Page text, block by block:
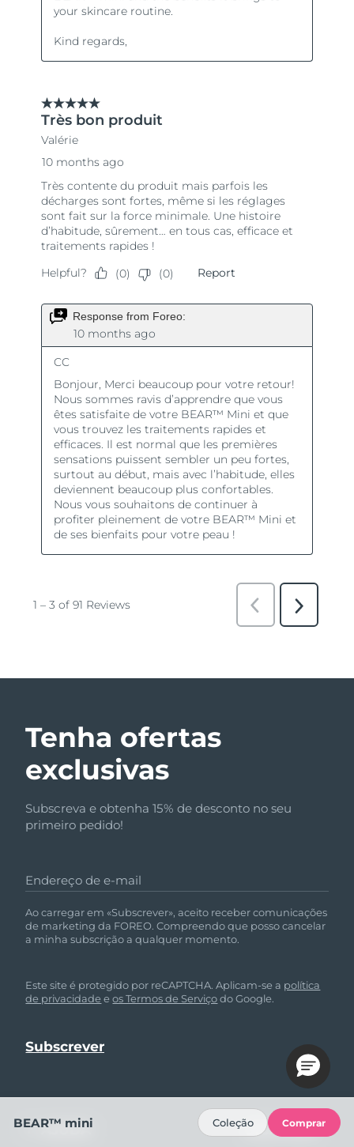
Tenha ofertas
exclusivas
Subscreva e obtenha 15% de desconto no seu
primeiro pedido!
Endereço de e-mail
Ao carregar em «Subscrever», aceito receber comunicações
de marketing da FOREO. Compreendo que posso cancelar
a minha subscrição a qualquer momento.
Este site é protegido por reCAPTCHA. Aplicam-se a política
de privacidade eos Termos de Serviçodo Google.
AJUDA SIGA-NOS
BEAR™ mini Coleção Comprar